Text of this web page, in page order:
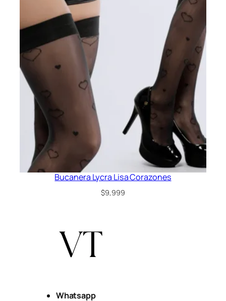
Bucanera Lycra Lisa Corazones
$9,999
Whatsapp